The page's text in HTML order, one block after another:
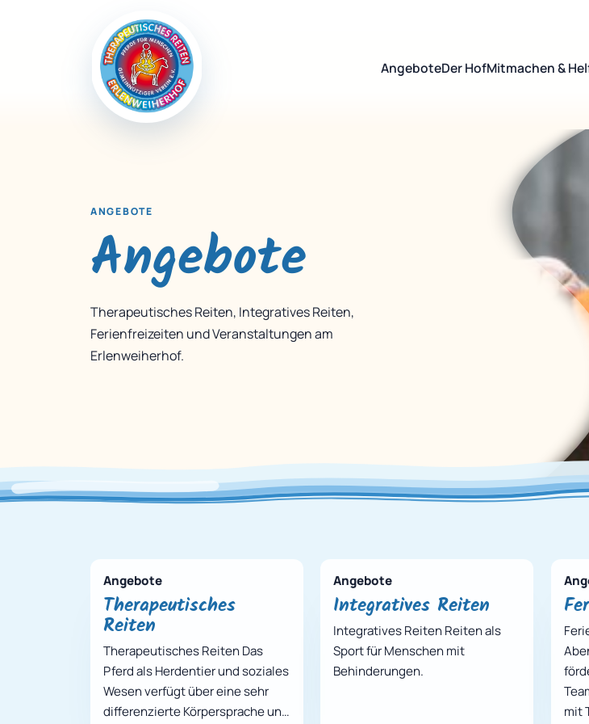
AngeboteDer HofMitmachen &
ANGEBOTE
Angebote
Therapeutisches Reiten, Integratives Reiten,
Ferienfreizeiten und Veranstaltungen am
Erlenweiherhof.
Angebote
Therapeutisches
Reiten
Therapeutisches Reiten Das
Pferd als Herdentier und soziales
Wesen verfügt über eine sehr
differenzierte Körpersprache und
Angebote
Integratives Reiten
Integratives Reiten Reiten als
Sport für Menschen mit
Behinderungen.
mit